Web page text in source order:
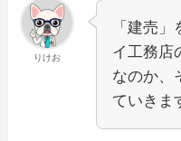
りけお
「建売
イ工務店
なのか、
ていきま